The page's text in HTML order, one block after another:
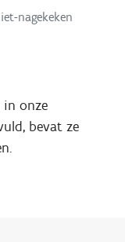
nagekeken
in onze
bevat ze